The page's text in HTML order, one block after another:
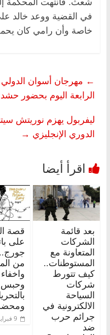
في القضية ووعد خالد
خاصة وأن رامي كان
← مهرجان أسوان الدولي
الرابعة اليوم بحضور حشد
ليفربول يهزم نوريتش
الدوري الإنجليزي →
بعد قائمة
الشركات
المتعاونة مع
المستوطنات..
كيف تتورط
شركات
السياحة
الالكترونية في
جرائم حرب
ضد
قصة
على
من
وحبس
9 فبراير، 2020